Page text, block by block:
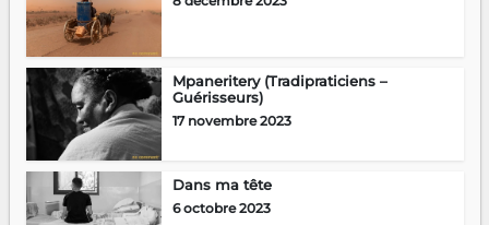
Mpaneritery (Tradipraticiens –
Guérisseurs)
17 novembre 2023
Dans ma tête
6 octobre 2023